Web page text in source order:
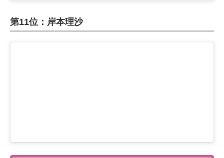
第11位：岸本理沙